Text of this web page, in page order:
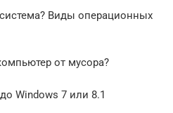
Виды операционных
от мусора?
Windows 7 или 8.1